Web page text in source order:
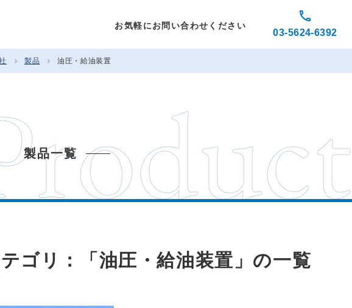
お気軽にお問い合わせください
03-5624-6392
製品 油圧・給油装置
製品一覧
ゴリ：「油圧・給油装置」の一覧